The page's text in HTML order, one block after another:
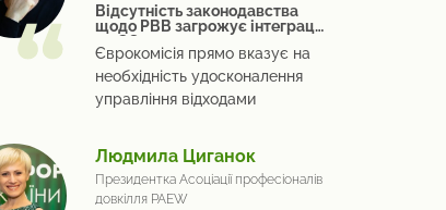
Відсутність законодавства
щодо РВВ загрожує інтеграції
до ЄС
Єврокомісія прямо вказує на
необхідність удосконалення
управління відходами
Людмила Циганок
Президентка Асоціації професіоналів
довкілля PAEW